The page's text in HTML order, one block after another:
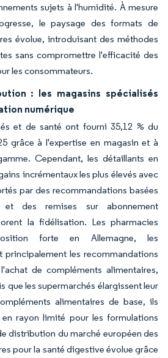
sujets à l'humidité. À mesure
le paysage des formats de
évolue, introduisant des méthodes
sans compromettre l'efficacité des
les consommateurs.
: les magasins spécialisés
numérique
et de santé ont fourni 35,12 % du
grâce à l'expertise en magasin et à
Cependant, les détaillants en
incrémentaux les plus élevés avec
par des recommandations basées
des remises sur abonnement
la fidélisation. Les pharmacies
forte en Allemagne, les
principalement les recommandations
de compléments alimentaires,
que les supermarchés élargissent leur
alimentaires de base, ils
rayon limité pour les formulations
distribution du marché européen des
pour la santé digestive évolue grâce